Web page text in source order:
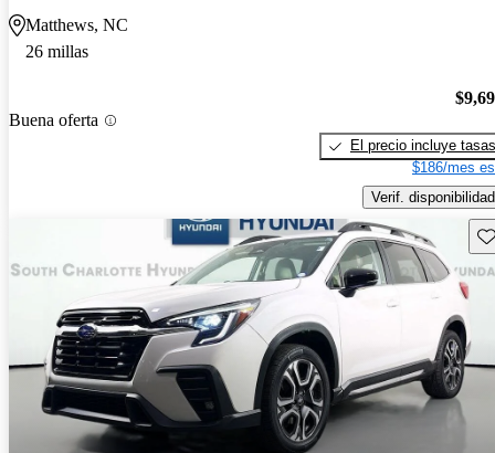
Matthews, NC
26 millas
Buena oferta
El precio incluye tasas
$186/mes
Verif. disponibilidad